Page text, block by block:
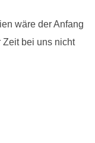
wäre der Anfang
bei uns nicht